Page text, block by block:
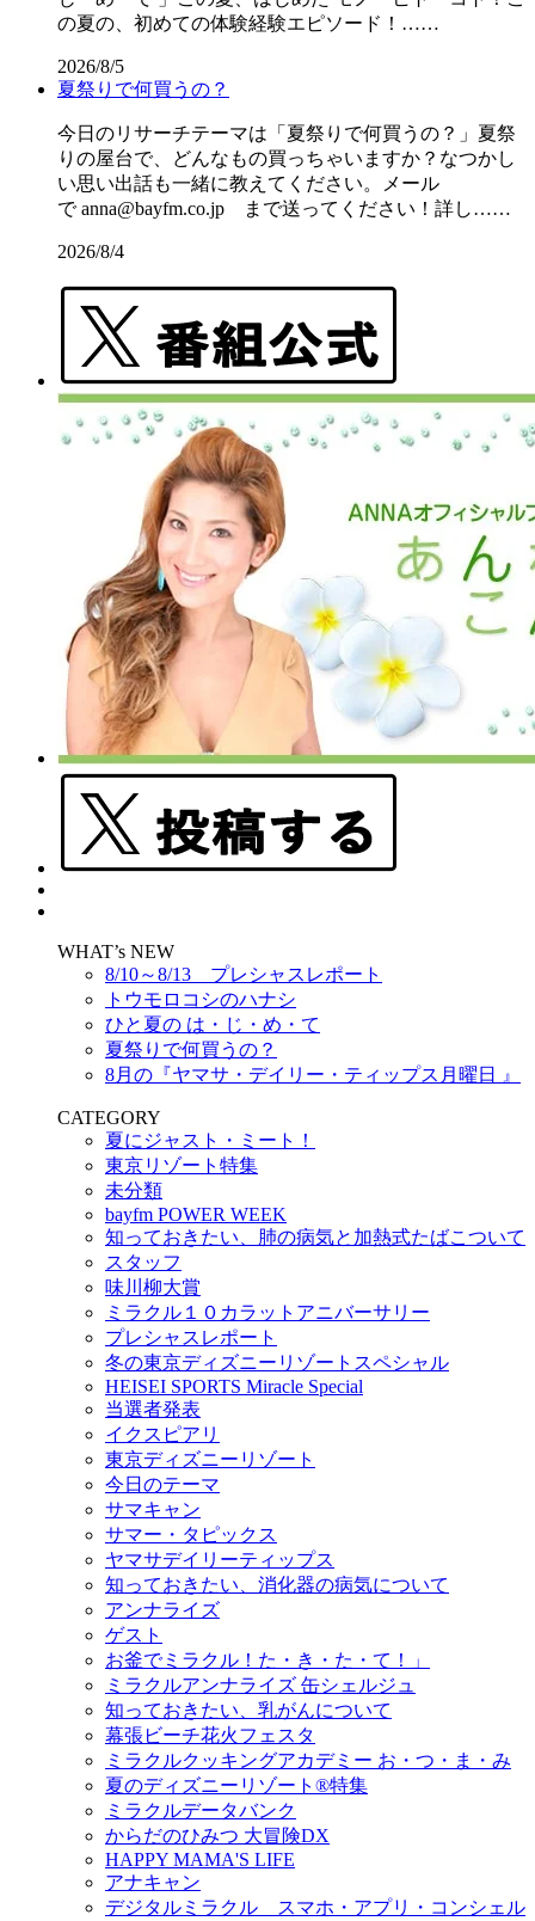
の夏の、初めての体験経験エピソード！……
2026/8/5
夏祭りで何買うの？
今日のリサーチテーマは「夏祭りで何買うの？」夏祭
りの屋台で、どんなもの買っちゃいますか？なつかし
い思い出話も一緒に教えてください。メール
で anna@bayfm.co.jp まで送ってください！詳し……
2026/8/4
WHAT’s NEW
8/10～8/13 プレシャスレポート
トウモロコシのハナシ
ひと夏の は・じ・め・て
夏祭りで何買うの？
8月の『ヤマサ・デイリー・ティップス月曜日 』
CATEGORY
夏にジャスト・ミート！
東京リゾート特集
未分類
bayfm POWER WEEK
知っておきたい、肺の病気と加熱式たばこついて
スタッフ
味川柳大賞
ミラクル１０カラットアニバーサリー
プレシャスレポート
冬の東京ディズニーリゾートスペシャル
HEISEI SPORTS Miracle Special
当選者発表
イクスピアリ
東京ディズニーリゾート
今日のテーマ
サマキャン
サマー・タピックス
ヤマサデイリーティップス
知っておきたい、消化器の病気について
アンナライズ
ゲスト
お釜でミラクル！た・き・た・て！」
ミラクルアンナライズ 缶シェルジュ
知っておきたい、乳がんについて
幕張ビーチ花火フェスタ
ミラクルクッキングアカデミー お・つ・ま・み
夏のディズニーリゾート®特集
ミラクルデータバンク
からだのひみつ 大冒険DX
HAPPY MAMA'S LIFE
アナキャン
デジタルミラクル スマホ・アプリ・コンシェル